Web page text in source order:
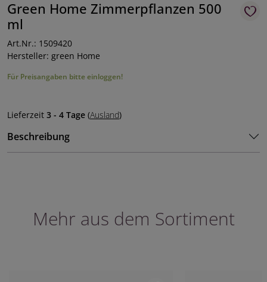
Green Home Zimmerpflanzen 500
ml
Art.Nr.: 1509420
Hersteller: green Home
Für Preisangaben bitte einloggen!
Lieferzeit 3 - 4 Tage (Ausland)
Beschreibung
Mehr aus dem Sortiment